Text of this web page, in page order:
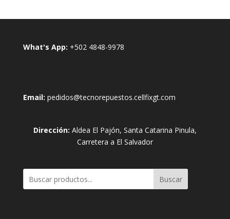
What's App: +502 4848-9978
Email: pedidos@tecnorepuestos.cellfixgt.com
Dirección: Aldea El Pajón, Santa Catarina Pinula,
Carretera a El Salvador
Buscar